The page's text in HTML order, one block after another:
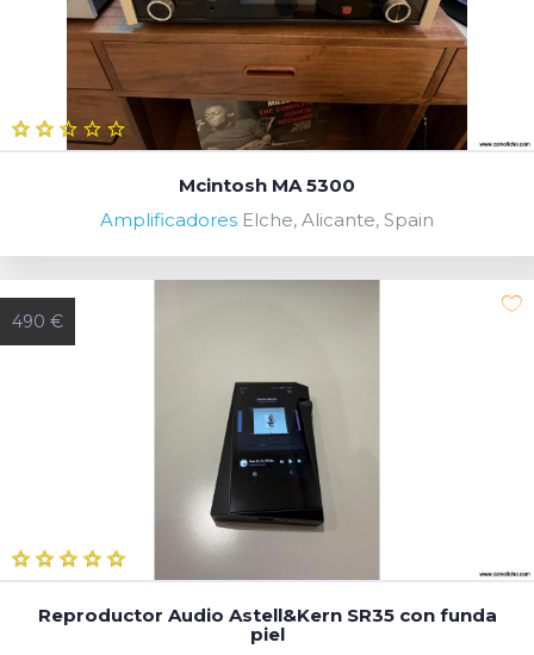
Mcintosh MA 5300
Amplificadores Elche, Alicante, Spain
490 €
Reproductor Audio Astell&Kern SR35 con funda
piel